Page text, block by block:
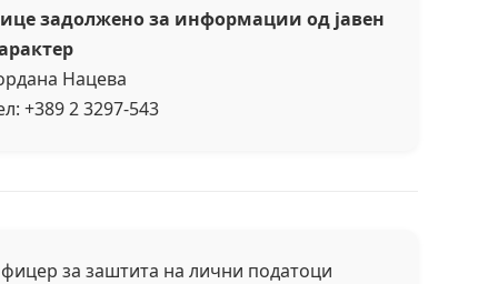
задолжено за информации од јавен
Нацева
+389 2 3297-543
за заштита на лични податоци